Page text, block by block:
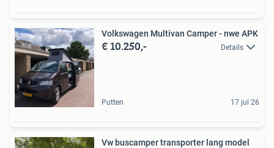
Volkswagen Multivan Camper - nwe APK
€ 10.250,- Details
Putten 17 jul 26
Vw buscamper transporter lang model